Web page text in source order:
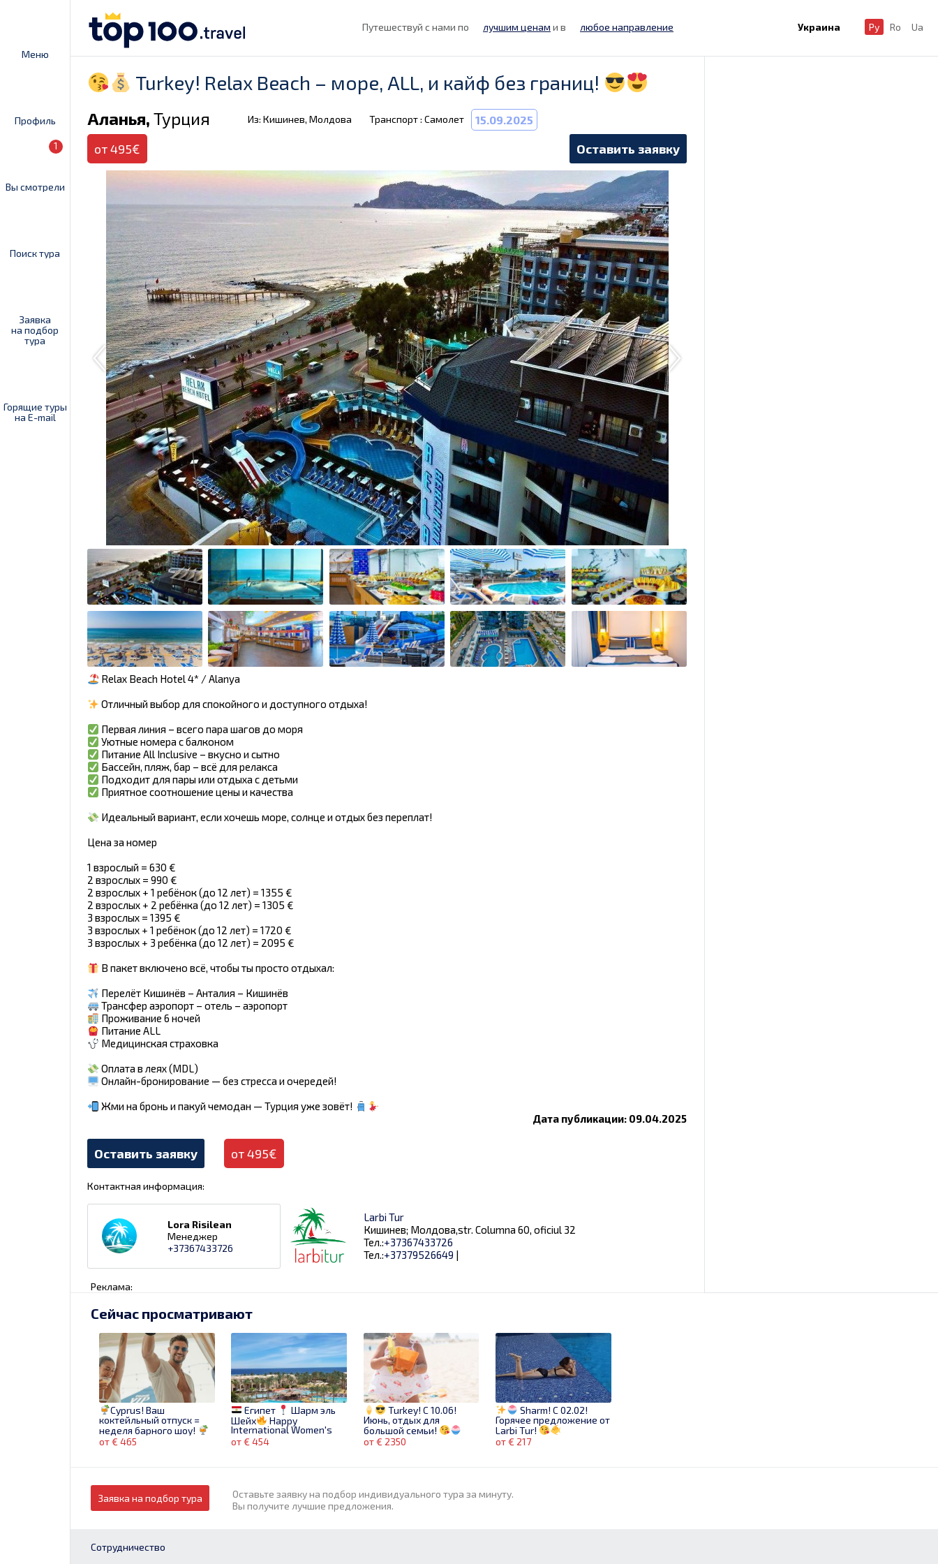
Меню
Профиль
Вы смотрели
1
Поиск тура
Заявка
на подбор
тура
Горящие туры
на E-mail
Путешествуй с нами по лучшим ценам и в любое направление Украина Ру Ro Ua
Turkey! Relax Beach – море, ALL, и кайф без границ!
Аланья, Турция Из: Кишинев, Молдова Транспорт : Самолет 15.09.2025
от 495€ Оставить заявку
Relax Beach Hotel 4* / Alanya
Отличный выбор для спокойного и доступного отдыха!
Первая линия – всего пара шагов до моря
Уютные номера с балконом
Питание All Inclusive – вкусно и сытно
Бассейн, пляж, бар – всё для релакса
Подходит для пары или отдыха с детьми
Приятное соотношение цены и качества
Идеальный вариант, если хочешь море, солнце и отдых без переплат!
Цена за номер
1 взрослый = 630 €
2 взрослых = 990 €
2 взрослых + 1 ребёнок (до 12 лет) = 1355 €
2 взрослых + 2 ребёнка (до 12 лет) = 1305 €
3 взрослых = 1395 €
3 взрослых + 1 ребёнок (до 12 лет) = 1720 €
3 взрослых + 3 ребёнка (до 12 лет) = 2095 €
В пакет включено всё, чтобы ты просто отдыхал:
Перелёт Кишинёв – Анталия – Кишинёв
Трансфер аэропорт – отель – аэропорт
Проживание 6 ночей
Питание ALL
Медицинская страховка
Оплата в леях (MDL)
Онлайн-бронирование — без стресса и очередей!
Жми на бронь и пакуй чемодан — Турция уже зовёт!
Дата публикации: 09.04.2025
Оставить заявку от 495€
Контактная информация:
Lora Risilean
Менеджер
+37367433726
Larbi Tur
Кишинев; Молдова,str. Columna 60, oficiul 32
Тел.:+37367433726
Тел.:+37379526649 |
Реклама:
Сейчас просматривают
Cyprus! Ваш
коктейльный отпуск =
неделя барного шоу!
от € 465
Египет
Шарм эль
Шейх
Happy
International Women's
Day!
ночей
от € 454
Turkey! С 10.06!
Июнь, отдых для
большой семьи!
от € 2350
Sharm! C 02.02!
Горячее предложение от
Larbi Tur!
от € 217
Заявка на подбор тура
Оставьте заявку на подбор индивидуального тура за минуту.
Вы получите лучшие предложения.
Сотрудничество